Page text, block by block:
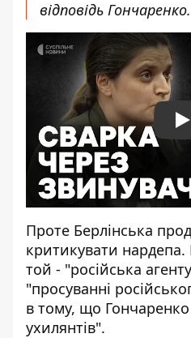
відповідь Гончаренко.
Проте Берлінська
критикувати
той - "російська
"просуванні
в тому, що
ухилянтів".